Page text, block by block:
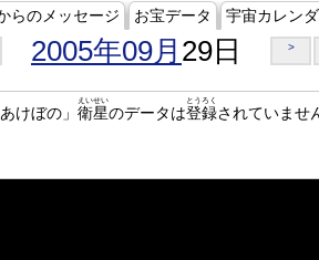
らのメッセージ お宝データ 宇宙カレン
2005年09月 29日 >
けぼの」 衛星
えいせい
のデータは登録
とうろく
されていませ